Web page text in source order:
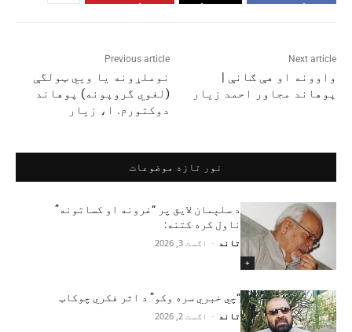
Previous article
نوملړونه يا ويي ټولگې
(لغوي گروپونه) پوهاند
دوکتورم. ا، زيار
Next article
واوونه او هې ګانې |
پوهاند مجاور احمد زيار
نور تازه موضوعات
+
د سلېمان لایق پر “غرونه او کساتونه”
ناول کره کتنه:
تاند - اګست 3, 2026
“چي خبري سره وکو” د اثر فکري چوکاټ
تاند - اګست 2, 2026